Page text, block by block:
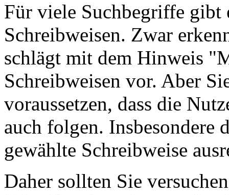
Für viele Suchbegriffe gibt
Schreibweisen. Zwar
schlägt mit dem Hinweis
Schreibweisen vor. Aber
voraussetzen, dass die
auch folgen. Insbesondere
gewählte Schreibweise
Daher sollten Sie